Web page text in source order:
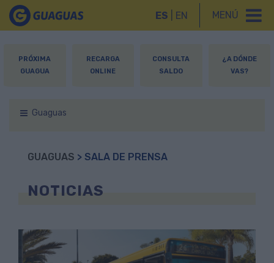
MENÚ
ES EN
PRÓXIMA
GUAGUA
RECARGA
ONLINE
CONSULTA
SALDO
¿A DÓNDE
VAS?
Guaguas
GUAGUAS > SALA DE PRENSA
NOTICIAS